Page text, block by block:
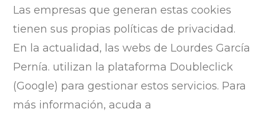
Las empresas que generan estas cookies
tienen sus propias políticas de privacidad.
En la actualidad, las webs de Lourdes García
Pernía. utilizan la plataforma Doubleclick
(Google) para gestionar estos servicios. Para
más información, acuda a